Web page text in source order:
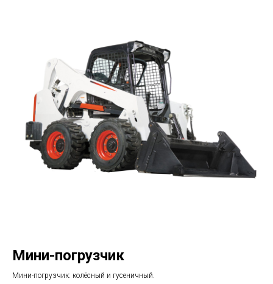
Мини-погрузчик
Мини-погрузчик: колёсный и гусеничный.